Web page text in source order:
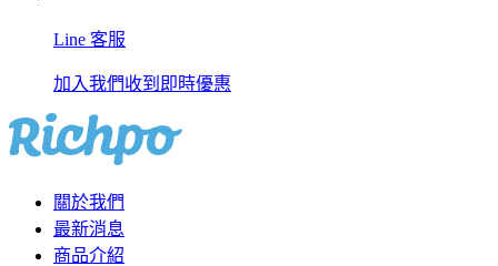
Line 客服
加入我們收到即時優惠
關於我們
最新消息
商品介紹